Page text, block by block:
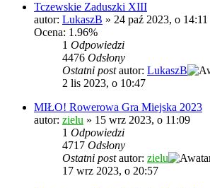
Tczewskie Zaduszki XIII
autor: LukaszB » 24 paź 2023, o 14:11
Ocena: 1.96%
1 Odpowiedzi
4476 Odsłony
Ostatni postautor: LukaszB
2 lis 2023, o 10:47
MIŁO! Rowerowa Gra Miejska 2023
autor: zielu » 15 wrz 2023, o 11:09
1 Odpowiedzi
4717 Odsłony
Ostatni postautor: zielu
17 wrz 2023, o 20:57